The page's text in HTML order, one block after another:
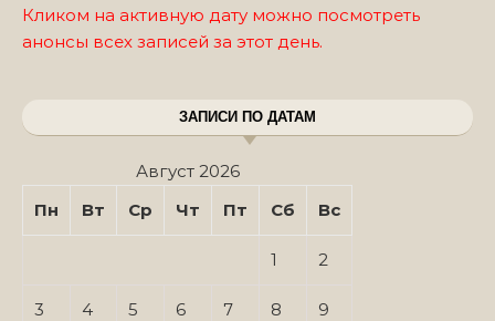
Кликом на активную дату можно посмотреть
анонсы всех записей за этот день.
ЗАПИСИ ПО ДАТАМ
Август 2026
Пн
Вт Ср Чт Пт Сб Вс
1 2
3 4 5 6 7 8 9